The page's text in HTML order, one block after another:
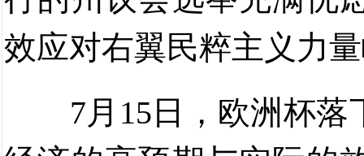
效应对右翼民粹主义力
7月 15 日，欧洲杯